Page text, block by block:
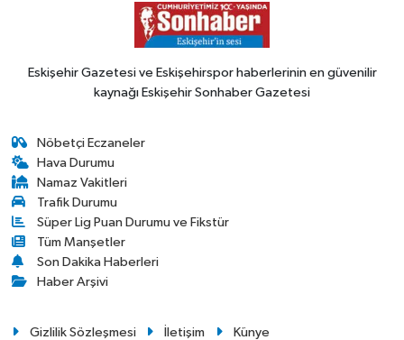
Eskişehir Gazetesi ve Eskişehirspor haberlerinin en güvenilir
kaynağı Eskişehir Sonhaber Gazetesi
Nöbetçi Eczaneler
Hava Durumu
Namaz Vakitleri
Trafik Durumu
Süper Lig Puan Durumu ve Fikstür
Tüm Manşetler
Son Dakika Haberleri
Haber Arşivi
Gizlilik Sözleşmesi İletişim Künye